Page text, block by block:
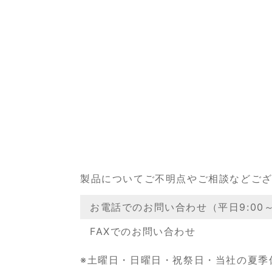
製品についてご不明点やご相談などご
お電話でのお問い合わせ（平日9:00
FAXでのお問い合わせ
※土曜日・日曜日・祝祭日・当社の夏